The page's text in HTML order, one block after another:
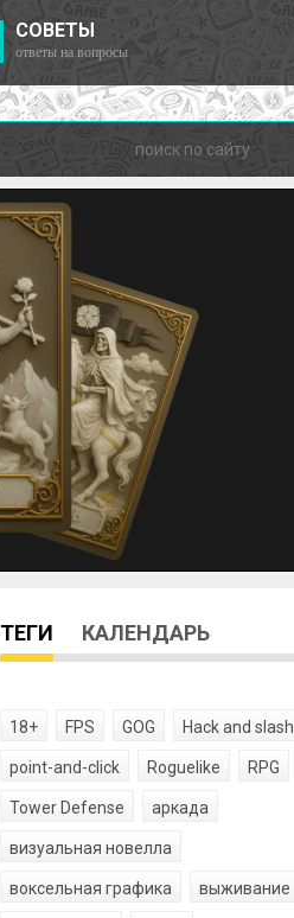
СОВЕТЫ
ответы на вопросы
ТЕГИ КАЛЕНДАРЬ
18+ FPS GOG Hack and slash
point-and-click Roguelike RPG
Tower Defense аркада
визуальная новелла
воксельная графика выживание